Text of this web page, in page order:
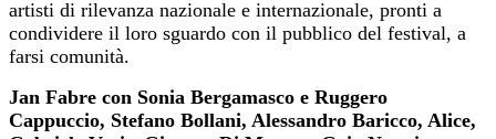
artisti di rilevanza nazionale e internazionale, pronti a
condividere il loro sguardo con il pubblico del festival, a
farsi comunità.
Jan Fabre con Sonia Bergamasco e Ruggero
Cappuccio, Stefano Bollani, Alessandro Baricco, Alice,